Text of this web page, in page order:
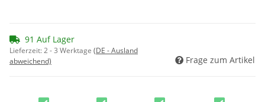
91 Auf Lager
Lieferzeit:2 - 3 Werktage (DE - Ausland
abweichend)
Frage zum Artikel